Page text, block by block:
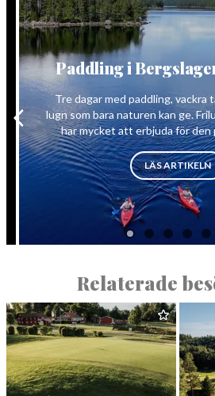
Paddling i
Tre dagar med paddling,
lugn som bara naturen kan ge.
har mycket att erbjuda för den
LÄS ARTIKELN
Relaterade